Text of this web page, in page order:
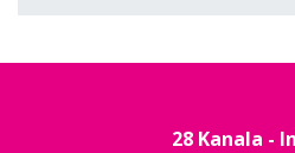
28 Kanala -